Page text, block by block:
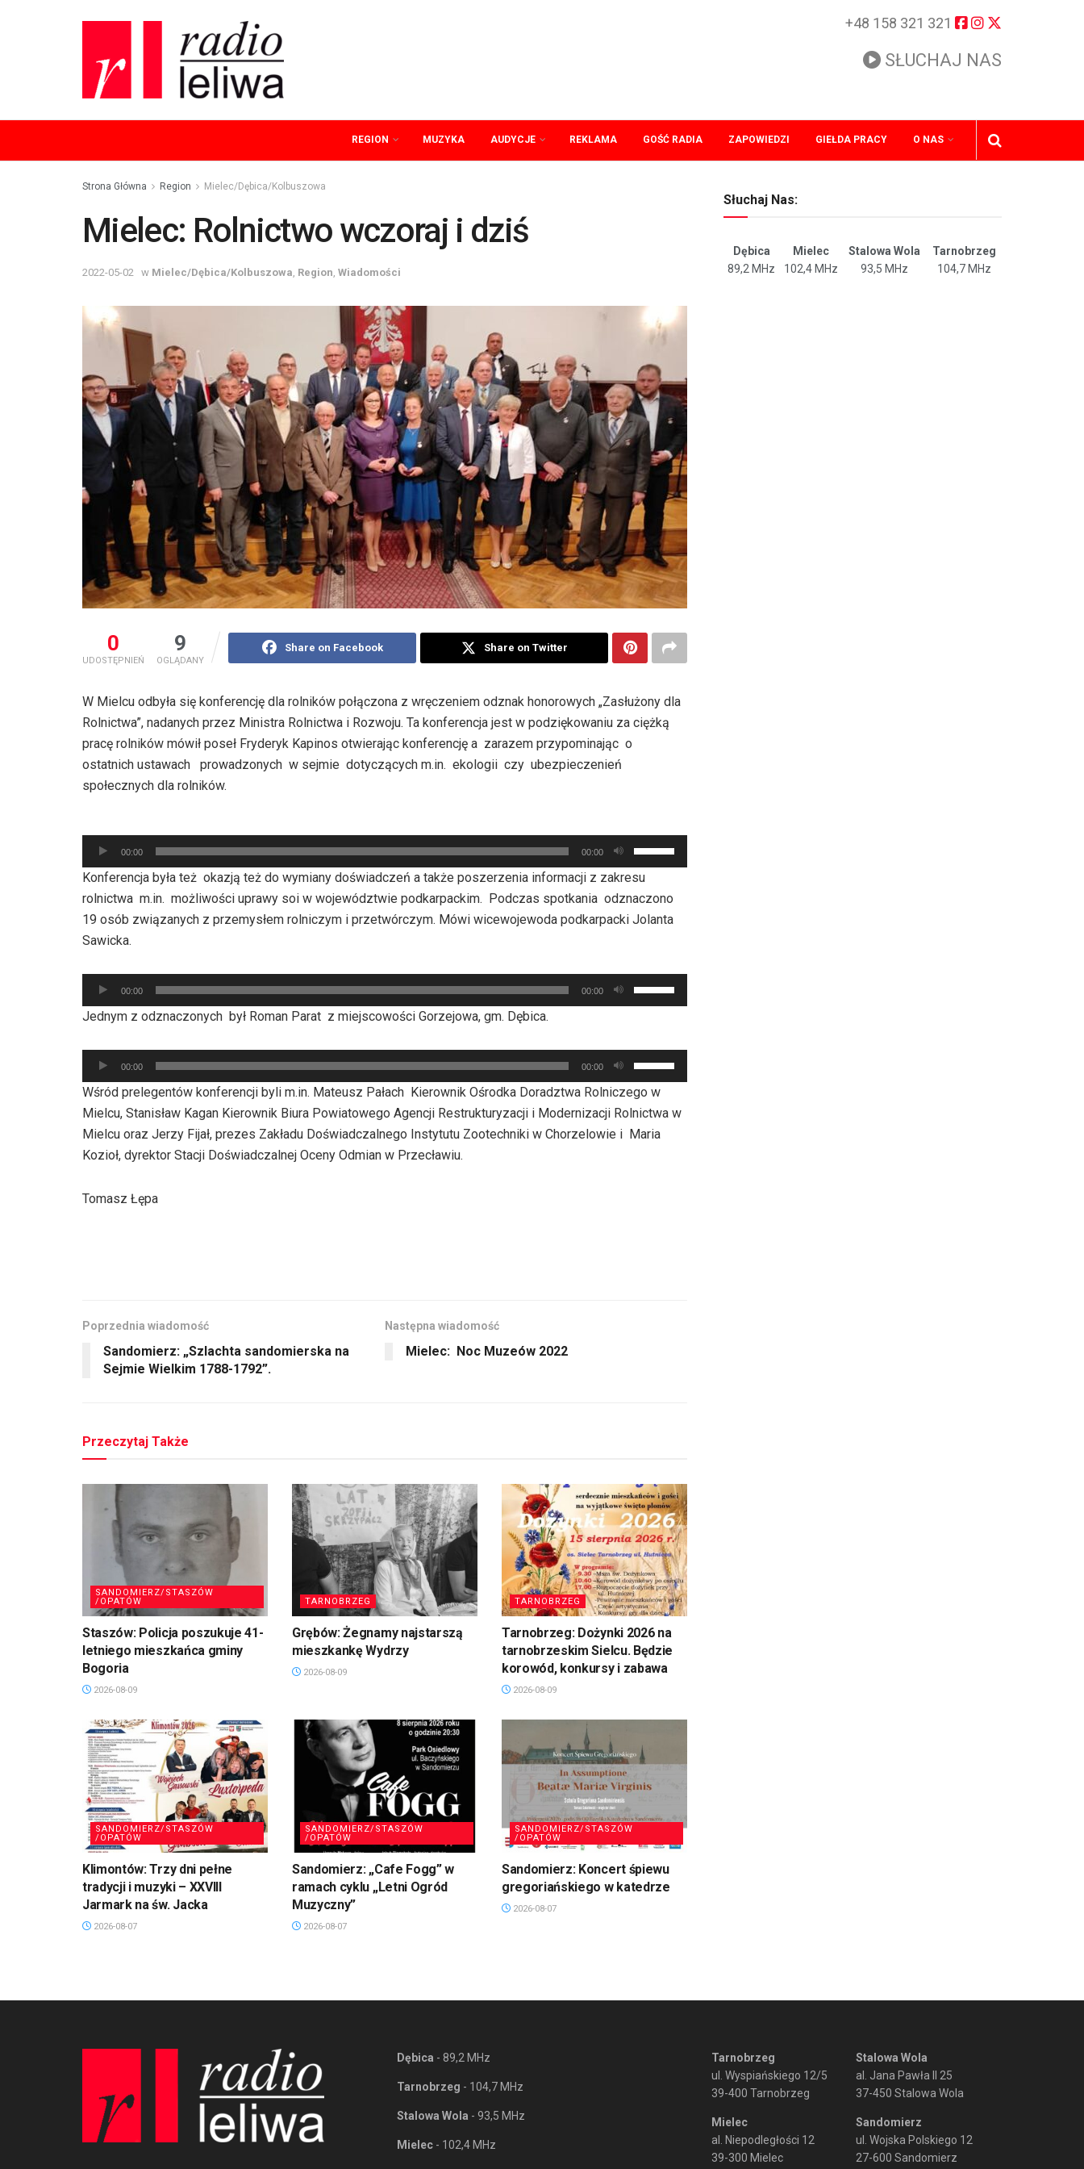
+48 158 321 321
SŁUCHAJ NAS
REGION MUZYKA AUDYCJE REKLAMA GOŚĆ RADIA ZAPOWIEDZI GIEŁDA PRACY O NAS
Strona Główna Region Mielec/Dębica/Kolbuszowa
Mielec: Rolnictwo wczoraj i dziś
2022-05-02 w Mielec/Dębica/Kolbuszowa Region Wiadomości
0
UDOSTĘPNIEŃ
9
OGLĄDANY
Share on Facebook Share on Twitter
W Mielcu odbyła się konferencję dla rolników połączona z wręczeniem odznak honorowych „Zasłużony dla
Rolnictwa”, nadanych przez Ministra Rolnictwa i Rozwoju. Ta konferencja jest w podziękowaniu za ciężką
pracę rolników mówił poseł Fryderyk Kapinos otwierając konferencję a zarazem przypominając o
ostatnich ustawach prowadzonych w sejmie dotyczących m.in. ekologii czy ubezpieczenień
społecznych dla rolników.
Odtwarzacz
plików
dźwiękowych
00:00 00:00
strzałek
do
góry
oraz
aby
zmniejszyć
Konferencja była też okazją też do wymiany doświadczeń a także poszerzenia informacji z zakresu
rolnictwa m.in. możliwości uprawy soi w województwie podkarpackim. Podczas spotkania odznaczono
19 osób związanych z przemysłem rolniczym i przetwórczym. Mówi wicewojewoda podkarpacki Jolanta
Sawicka.
Odtwarzacz
plików
dźwiękowych
00:00 00:00
strzałek
oraz
do
dołu
aby
Jednym z odznaczonych był Roman Parat z miejscowości Gorzejowa, gm. Dębica.
Odtwarzacz
plików
dźwiękowych
00:00 00:00
strzałek
do
góry
oraz
Wśród prelegentów konferencji byli m.in. Mateusz Pałach Kierownik Ośrodka Doradztwa Rolniczego w
Mielcu, Stanisław Kagan Kierownik Biura Powiatowego Agencji Restrukturyzacji i Modernizacji Rolnictwa w
Mielcu oraz Jerzy Fijał, prezes Zakładu Doświadczalnego Instytutu Zootechniki w Chorzelowie i Maria
Kozioł, dyrektor Stacji Doświadczalnej Oceny Odmian w Przecławiu.
Tomasz Łępa
Poprzednia wiadomość
Sandomierz: „Szlachta sandomierska na
Sejmie Wielkim 1788-1792”.
Następna wiadomość
Mielec: Noc Muzeów 2022
Przeczytaj Także
SANDOMIERZ/STASZÓW
/OPATÓW
Staszów: Policja poszukuje 41-
letniego mieszkańca gminy
Bogoria
2026-08-09
TARNOBRZEG
Grębów: Żegnamy najstarszą
mieszkankę Wydrzy
2026-08-09
TARNOBRZEG
Tarnobrzeg: Dożynki 2026 na
tarnobrzeskim Sielcu. Będzie
korowód, konkursy i zabawa
2026-08-09
SANDOMIERZ/STASZÓW
/OPATÓW
Klimontów: Trzy dni pełne
tradycji i muzyki – XXVIII
Jarmark na św. Jacka
2026-08-07
SANDOMIERZ/STASZÓW
/OPATÓW
Sandomierz: „Cafe Fogg” w
ramach cyklu „Letni Ogród
Muzyczny”
2026-08-07
SANDOMIERZ/STASZÓW
/OPATÓW
Sandomierz: Koncert śpiewu
gregoriańskiego w katedrze
2026-08-07
Słuchaj Nas:
Dębica Mielec Stalowa Wola
Tarnobrzeg
89,2 MHz
102,4 MHz 93,5 MHz 104,7 MHz
Dębica - 89,2 MHz
Tarnobrzeg - 104,7 MHz
Stalowa Wola - 93,5 MHz
Mielec - 102,4 MHz
Tarnobrzeg
ul. Wyspiańskiego 12/5
39-400 Tarnobrzeg
Mielec
al. Niepodległości 12
39-300 Mielec
Stalowa Wola
al. Jana Pawła II 25
37-450 Stalowa Wola
Sandomierz
ul. Wojska Polskiego 12
27-600 Sandomierz